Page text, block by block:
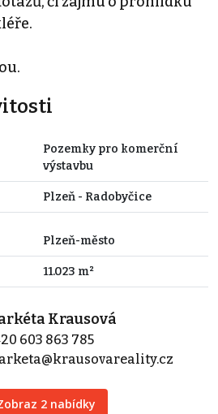
Pozemky pro komerční
výstavbu
Plzeň - Radobyčice
Plzeň-město
11.023 m²
Krausová
603 863 785
2 nabídky